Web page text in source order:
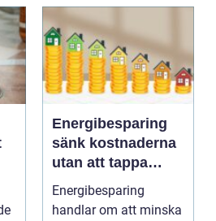
Energibesparing
sänk kostnaderna
utan att tappa
komforten
Energibesparing
handlar om att minska